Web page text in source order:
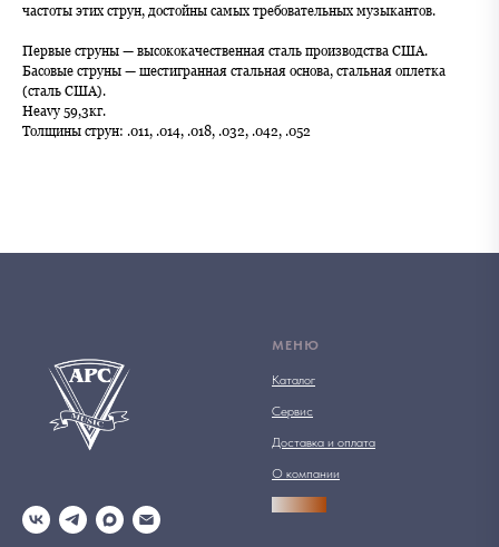
частоты этих струн, достойны самых требовательных музыкантов.
Первые струны — высококачественная сталь производства США.
Басовые струны — шестигранная стальная основа, стальная оплетка
(сталь США).
Heavy 59,3кг.
Толщины струн: .011, .014, .018, .032, .042, .052
МЕНЮ
Каталог
Сервис
Доставка и оплата
О компании